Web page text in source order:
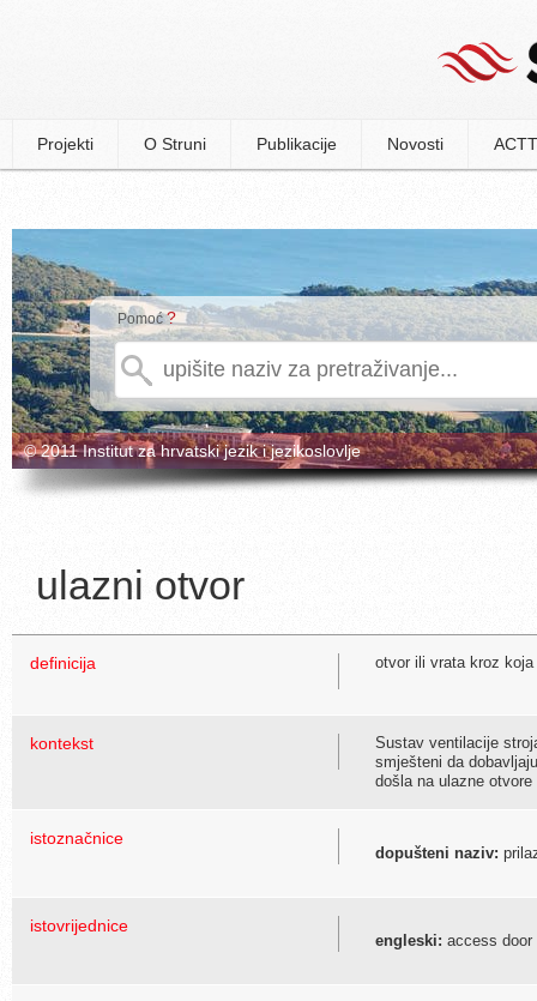
Projekti O Struni Publikacije Novosti
Pomoć?
© 2011 Institut za hrvatski jezik i jezikoslovlje
ulazni otvor
definicija otvor ili vrata kroz
kontekst
Sustav ventilacije
smješteni da
došla na ulazne
istoznačnice
dopušteni naziv:
istovrijednice
engleski: access door